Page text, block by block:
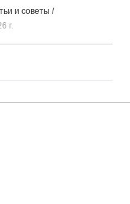
и советы
г.